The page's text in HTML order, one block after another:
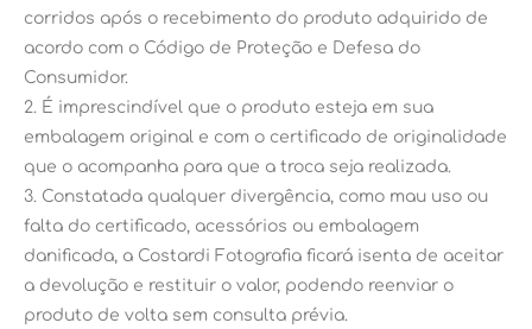
corridos após o recebimento do produto adquirido de
acordo com o Código de Proteção e Defesa do
Consumidor.
2. É imprescindível que o produto esteja em sua
embalagem original e com o certificado de originalidade
que o acompanha para que a troca seja realizada.
3. Constatada qualquer divergência, como mau uso ou
falta do certificado, acessórios ou embalagem
danificada, a Costardi Fotografia ficará isenta de aceitar
a devolução e restituir o valor, podendo reenviar o
produto de volta sem consulta prévia.